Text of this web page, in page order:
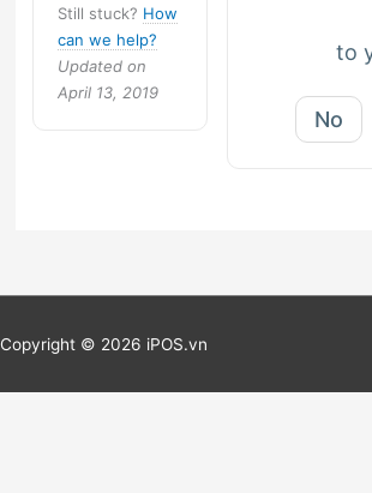
Still stuck? How
can we help?
Updated on
April 13, 2019
to
No
Copyright © 2026 iPOS.vn